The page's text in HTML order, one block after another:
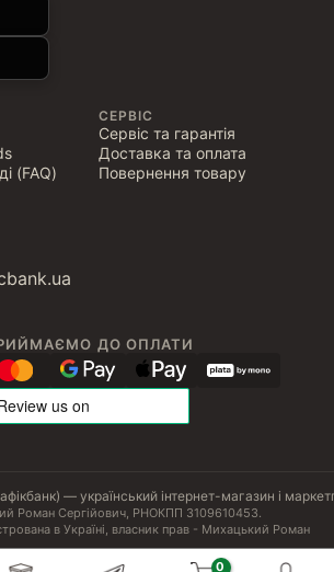
(FAQ)
СЕРВІС
Сервіс та гарантія
Доставка та оплата
Повернення товару
ДО ОПЛАТИ
— український інтернет-магазин і
Роман Сергійович, РНОКПП 3109610453.
в Україні, власник прав - Михацький Роман